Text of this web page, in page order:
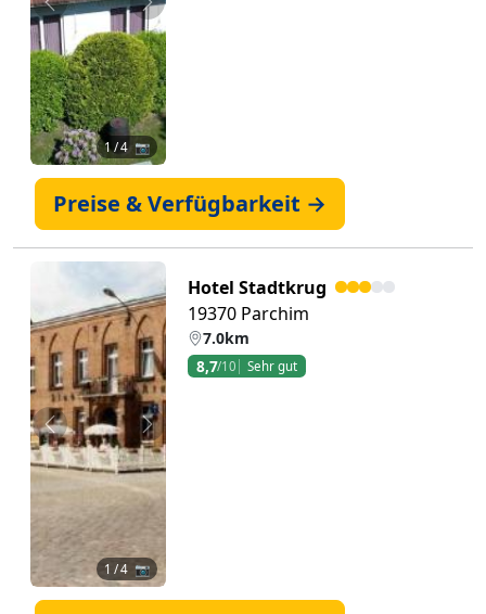
Zurück Weiter
1/ 4 📷
Preise & Verfügbarkeit →
Zurück Weiter
1 / 4 📷
Hotel Stadtkrug
19370 Parchim
7.0km
8,7/10 Sehr gut